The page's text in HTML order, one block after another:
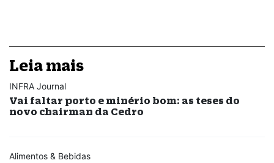
Leia mais
INFRA Journal
Vai faltar porto e minério bom: as teses do
novo chairman da Cedro
Alimentos & Bebidas